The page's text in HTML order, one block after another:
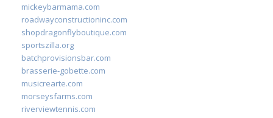
mickeybarmama.com
roadwayconstructioninc.com
shopdragonflyboutique.com
sportszilla.org
batchprovisionsbar.com
brasserie-gobette.com
musicrearte.com
morseysfarms.com
riverviewtennis.com